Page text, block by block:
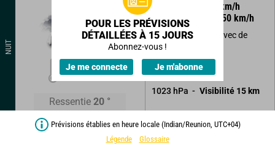
NUIT
21°
Ressentie 20 °
km/h
Rafales à
50 km/h
Ciel très nuageux avec de
courtes éclaircies.
Quelques averses.
1023 hPa Visibilité 15 km
POUR LES PRÉVISIONS
DÉTAILLÉES À 15 JOURS
Abonnez-vous !
Je me connecte Je m'abonne
Prévisions établies en heure locale (Indian/Reunion, UTC+04)
Légende
Glossaire